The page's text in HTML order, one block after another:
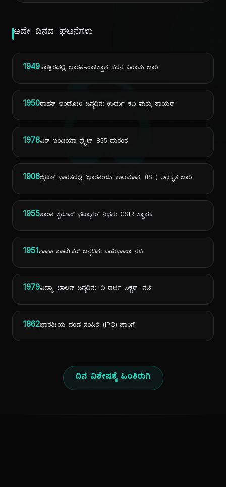
ದಿ
ಅದೇ ದಿನದ ಘಟನೆಗಳು
1949ಕಾಶ್ಮೀರದಲ್ಲಿ ಭಾರತ-ಪಾಕಿಸ್ತಾನ ಕದನ ವಿರಾಮ ಜಾರಿ
1950ರಾಹತ್ ಇಂದೋರಿ ಜನ್ಮದಿನ: ಉರ್ದು ಕವಿ ಮತ್ತು ಶಾಯರ್
1978ಏರ್ ಇಂಡಿಯಾ ಫ್ಲೈಟ್ 855 ದುರಂತ
1906ಬ್ರಿಟಿಷ್ ಭಾರತದಲ್ಲಿ 'ಭಾರತೀಯ ಕಾಲಮಾನ' (IST) ಅಧಿಕೃತ ಜಾರಿ
1955ಶಾಂತಿ ಸ್ವರೂಪ್ ಭಟ್ನಾಗರ್ ನಿಧನ: CSIR ಸ್ಥಾಪಕ
1951ನಾನಾ ಪಾಟೇಕರ್ ಜನ್ಮದಿನ: ಬಹುಭಾಷಾ ನಟ
1979ವಿದ್ಯಾ ಬಾಲನ್ ಜನ್ಮದಿನ: 'ದಿ ಡರ್ಟಿ ಪಿಕ್ಚರ್' ನಟಿ
1862ಭಾರತೀಯ ದಂಡ ಸಂಹಿತೆ (IPC) ಜಾರಿಗೆ
ದಿನ ವಿಶೇಷಕ್ಕೆ ಹಿಂತಿರುಗಿ